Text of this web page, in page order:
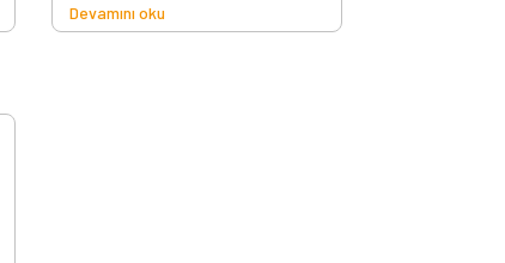
Devamını oku